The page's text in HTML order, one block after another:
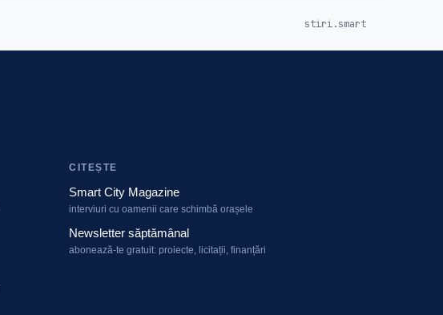
stiri.smart
CITEȘTE
Smart City Magazine
interviuri cu oamenii care schimbă orașele
Newsletter săptămânal
abonează-te gratuit: proiecte, licitații, finanțări